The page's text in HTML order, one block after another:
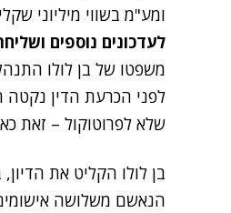
ומע"מ בשווי מיליוני
לעדכונים נוספים
משפטו של בן לולו
לפני הכרעת הדין נקטה
שלא לפרוטוקול – זאת
בן לולו הקליט את
הנאשם משלושה